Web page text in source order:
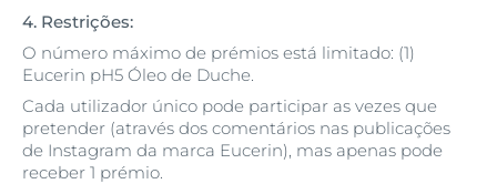
4. Restrições:
O número máximo de prémios está limitado: (1)
Eucerin pH5 Óleo de Duche.
Cada utilizador único pode participar as vezes que
pretender (através dos comentários nas publicações
de Instagram da marca Eucerin), mas apenas pode
receber 1 prémio.